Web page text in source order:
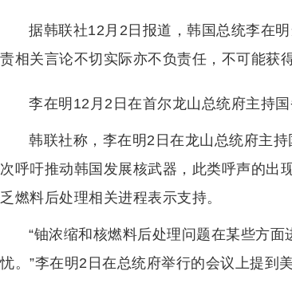
据韩联社12月2日报道，韩国总统李在
责相关言论不切实际亦不负责任，不可能获
李在明12月2日在首尔龙山总统府主持
韩联社称，李在明2日在龙山总统府主
次呼吁推动韩国发展核武器，此类呼声的出
乏燃料后处理相关进程表示支持。
“铀浓缩和核燃料后处理问题在某些方
忧。”李在明2日在总统府举行的会议上提到